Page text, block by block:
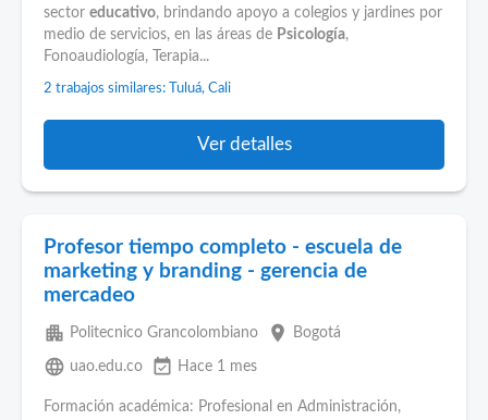
sector educativo, brindando apoyo a colegios y jardines por
medio de servicios, en las áreas de Psicología,
Fonoaudiología, Terapia...
2 trabajos similares: Tuluá, Cali
Ver detalles
Profesor tiempo completo - escuela de
marketing y branding - gerencia de
mercadeo
apartment Politecnico Grancolombiano place Bogotá
language uao.edu.co event_available Hace 1 mes
Formación académica: Profesional en Administración,